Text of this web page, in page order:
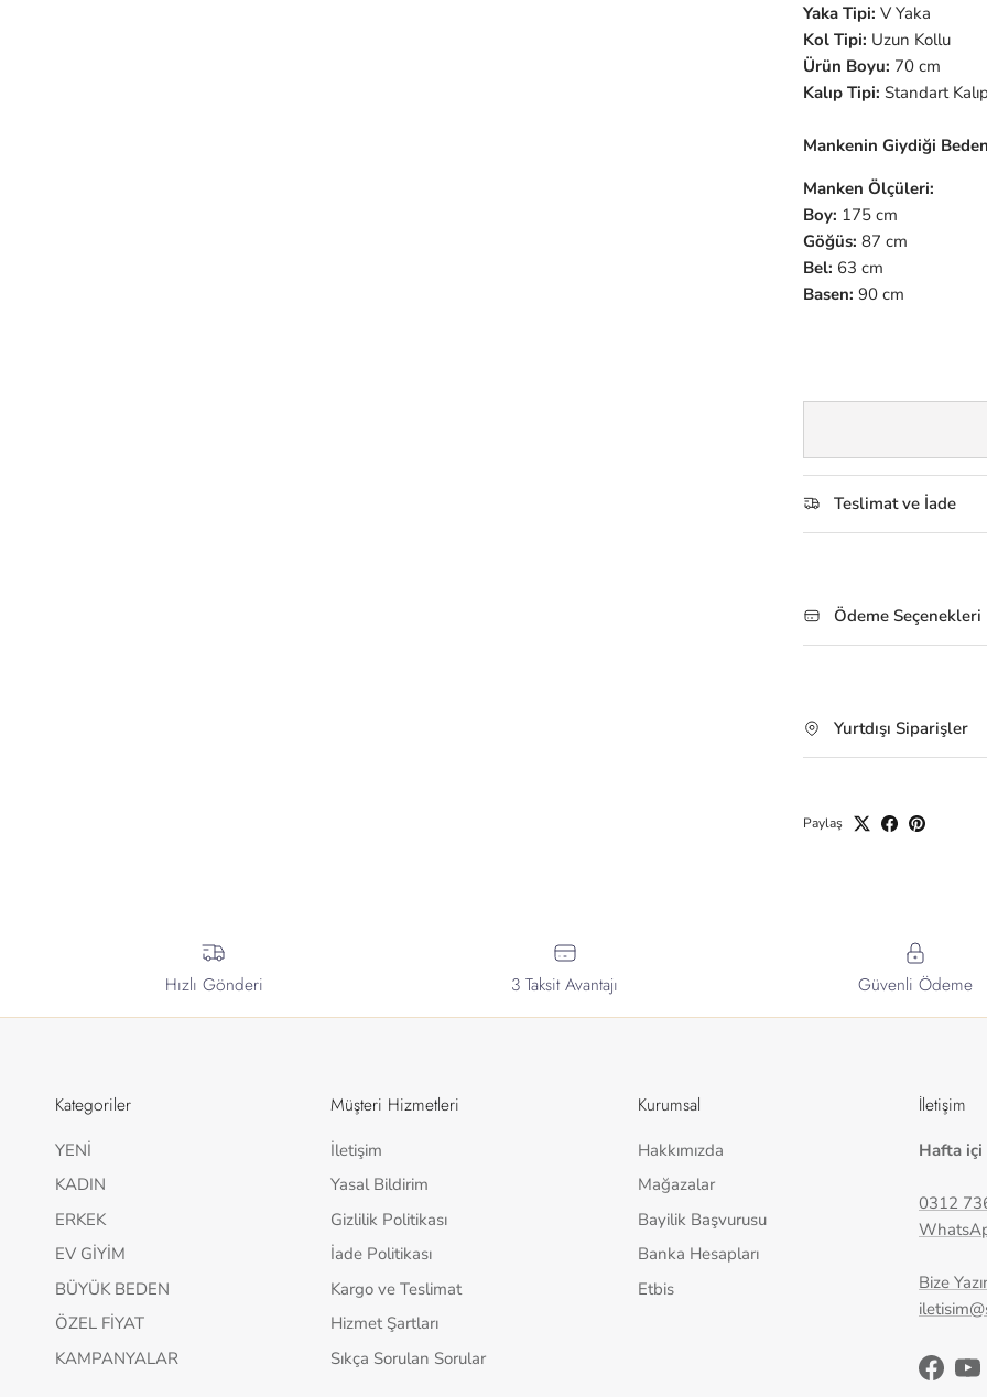
Yaka Tipi: V Yaka
Kol Tipi: Uzun Kollu
Ürün Boyu: 70 cm
Kalıp Tipi: Standart
Mankenin Giydiği
Manken Ölçüleri:
Boy: 175 cm
Göğüs: 87 cm
Bel: 63 cm
Basen: 90 cm
Teslimat ve İade
Ödeme Seçenekleri
Yurtdışı Siparişler
Paylaş
Hızlı Gönderi 3 Taksit Avantajı Güvenli Ödeme
Kategoriler
YENİ
KADIN
ERKEK
EV GİYİM
BÜYÜK BEDEN
ÖZEL FİYAT
KAMPANYALAR
Müşteri Hizmetleri
İletişim
Yasal Bildirim
Gizlilik Politikası
İade Politikası
Kargo ve Teslimat
Hizmet Şartları
Sıkça Sorulan Sorular
Kurumsal
Hakkımızda
Mağazalar
Bayilik Başvurusu
Banka Hesapları
Etbis
İletişim
Hafta
0312
Bize